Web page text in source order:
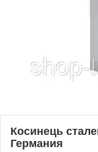
Косинець
Германия